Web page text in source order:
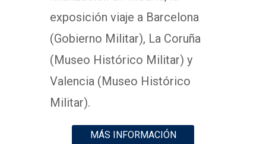
exposición viaje a Barcelona
(Gobierno Militar), La Coruña
(Museo Histórico Militar) y
Valencia (Museo Histórico
Militar).
MÁS INFORMACIÓN